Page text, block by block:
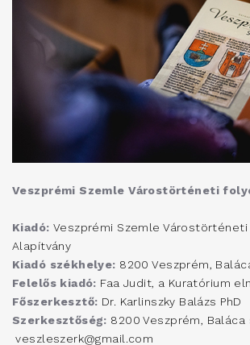
Veszprémi Szemle Várostörténeti
Kiadó: Veszprémi Szemle Várostörténeti
Alapítvány
Kiadó székhelye: 8200 Veszprém,
Felelős kiadó: Faa Judit, a Kuratórium
Főszerkesztő: Dr. Karlinszky Balázs PhD
Szerkesztőség: 8200 Veszprém, Baláca
veszleszerk@gmail.com